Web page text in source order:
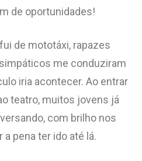
de oportunidades!
de mototáxi, rapazes
me conduziram
iria acontecer. Ao entrar
teatro, muitos jovens já
com brilho nos
pena ter ido até lá.